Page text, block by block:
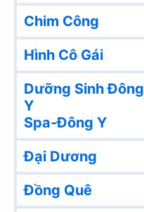
Chim Công
Hình Cô Gái
Dưỡng Sinh Đông
Y
Spa-Đông Y
Đại Dương
Đồng Quê